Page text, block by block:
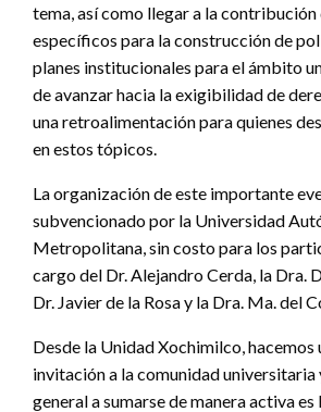
tema, así como llegar a la contribución
específicos para la construcción de
planes institucionales para el ámbito
de avanzar hacia la exigibilidad de
una retroalimentación para quienes
en estos tópicos.
La organización de este importante
subvencionado por la Universidad
Metropolitana, sin costo para los
cargo del Dr. Alejandro Cerda, la Dra.
Dr. Javier de la Rosa y la Dra. Ma. del
Desde la Unidad Xochimilco, hacemos
invitación a la comunidad universitaria
general a sumarse de manera activa